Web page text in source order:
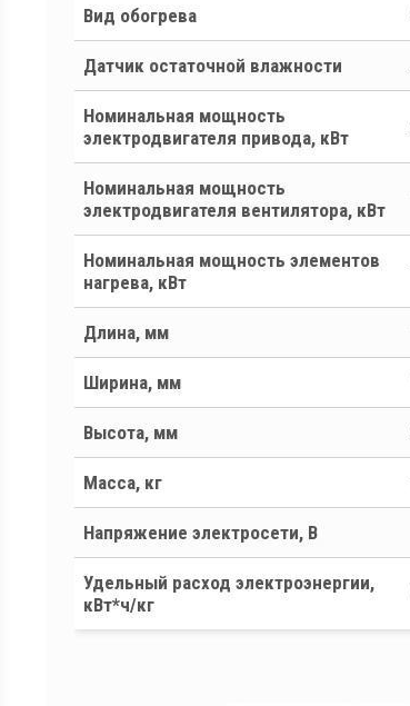
Вид обогрева
Датчик остаточной влажности
Номинальная мощность
электродвигателя привода, кВт
Номинальная мощность
электродвигателя вентилятора, кВт
Номинальная мощность элементов
нагрева, кВт
Длина, мм
Ширина, мм
Высота, мм
Масса, кг
Напряжение электросети, В
Удельный расход электроэнергии,
кВт*ч/кг